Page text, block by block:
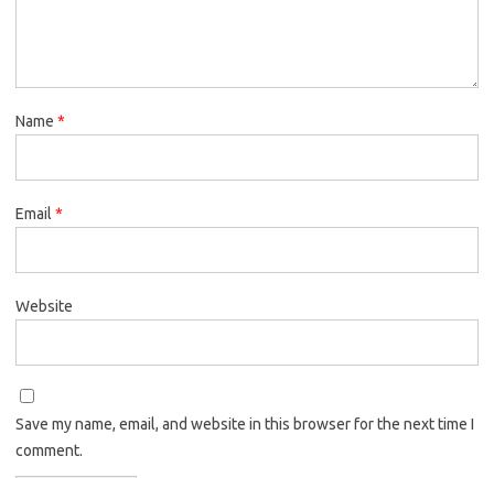
Name *
Email *
Website
Save my name, email, and website in this browser for the next time I
comment.